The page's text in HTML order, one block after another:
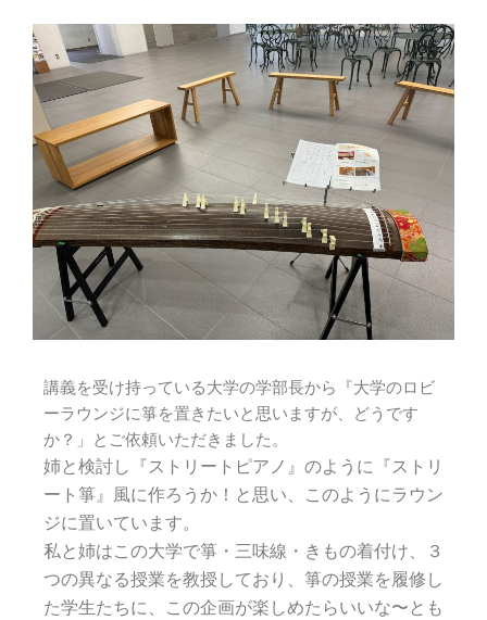
講義を受け持っている大学の学部長から『大学のロビ
ーラウンジに箏を置きたいと思いますが、どうです
か？」とご依頼いただきました。
姉と検討し『ストリートピアノ』のように『ストリ
ート箏』風に作ろうか！と思い、このようにラウン
ジに置いています。
私と姉はこの大学で箏・三味線・きもの着付け、３
つの異なる授業を教授しており、箏の授業を履修し
た学生たちに、この企画が楽しめたらいいな〜とも